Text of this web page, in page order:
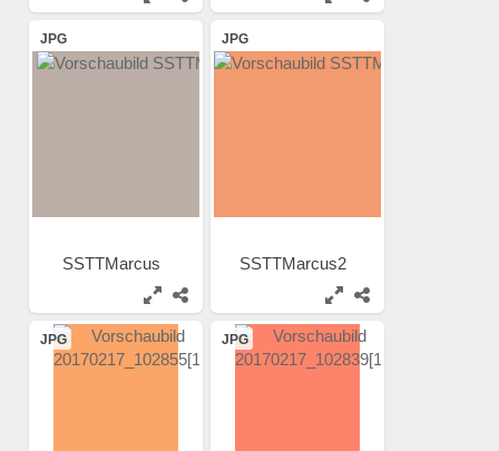
JPG
SSTTMarcus
JPG
SSTTMarcus2
JPG JPG